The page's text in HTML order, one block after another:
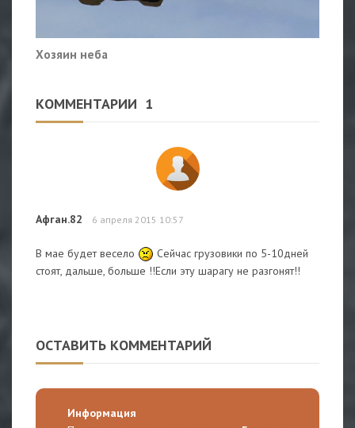
Хозяин неба
КОММЕНТАРИИ 1
Афган.82 6 апреля 2015 10:57
В мае будет весело
Сейчас грузовики по 5-10дней
стоят, дальше, больше !!Если эту шарагу не разгонят!!
ОСТАВИТЬ КОММЕНТАРИЙ
Информация